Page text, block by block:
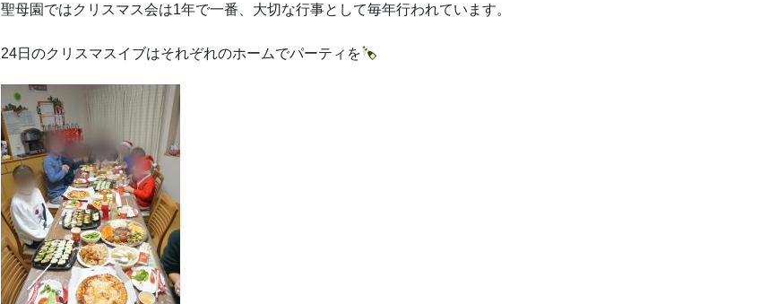
聖母園ではクリスマス会は1年で一番、大切な行事として毎年行われています。
24日のクリスマスイブはそれぞれのホームでパーティを